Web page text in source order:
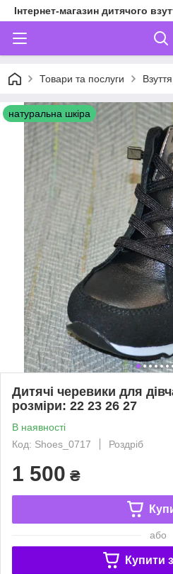
Інтернет-магазин дитячого
Товари та послуги
натуральна шкіра
Дитячі черевики для
розміри: 22 23 26 27
В наявності
Код: Shoes_0717
Роздріб
1 500 ₴
або
Купити з